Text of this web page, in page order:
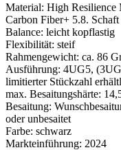
Material: High
Carbon Fiber+ 5.8. Schaft
Balance: leicht kopflastig
Flexibilität: steif
Rahmengewicht: ca. 86
Ausführung: 4UG5,
limitierter Stückzahl
max. Besaitungshärte:
Besaitung:
oder unbesaitet
Farbe: schwarz
Markteinführung: 2024